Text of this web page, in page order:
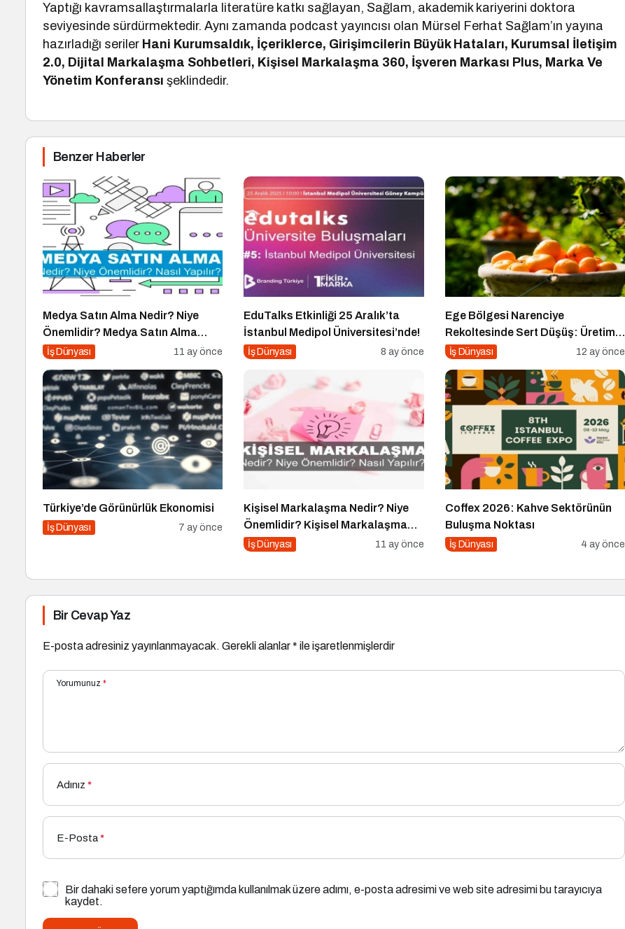
Yaptığı kavramsallaştırmalarla literatüre katkı sağlayan, Sağlam, akademik kariyerini doktora
seviyesinde sürdürmektedir. Aynı zamanda podcast yayıncısı olan Mürsel Ferhat Sağlam’ın yayına
hazırladığı seriler Hani Kurumsaldık, İçeriklerce, Girişimcilerin Büyük Hataları, Kurumsal İletişim
2.0, Dijital Markalaşma Sohbetleri, Kişisel Markalaşma 360, İşveren Markası Plus, Marka Ve
Yönetim Konferansı şeklindedir.
Benzer Haberler
Medya Satın Alma Nedir? Niye
Önemlidir? Medya Satın Alma
Nasıl Yapılır?
İş Dünyası 11 ay önce
EduTalks Etkinliği 25 Aralık’ta
İstanbul Medipol Üniversitesi’nde!
İş Dünyası 8 ay önce
Ege Bölgesi Narenciye
Rekoltesinde Sert Düşüş: Üretim
Yüzde 34 Azaldı
İş Dünyası 12 ay önce
Türkiye’de Görünürlük Ekonomisi
İş Dünyası 7 ay önce
Kişisel Markalaşma Nedir? Niye
Önemlidir? Kişisel Markalaşma
Nasıl Uygulanır?
İş Dünyası 11 ay önce
Coffex 2026: Kahve Sektörünün
Buluşma Noktası
İş Dünyası 4 ay önce
Bir Cevap Yaz
E-posta adresiniz yayınlanmayacak. Gerekli alanlar* ile işaretlenmişlerdir
Yorumunuz *
Adınız *
E-Posta*
Bir dahaki sefere yorum yaptığımda kullanılmak üzere adımı, e-posta adresimi ve web site adresimi bu tarayıcıya
kaydet.